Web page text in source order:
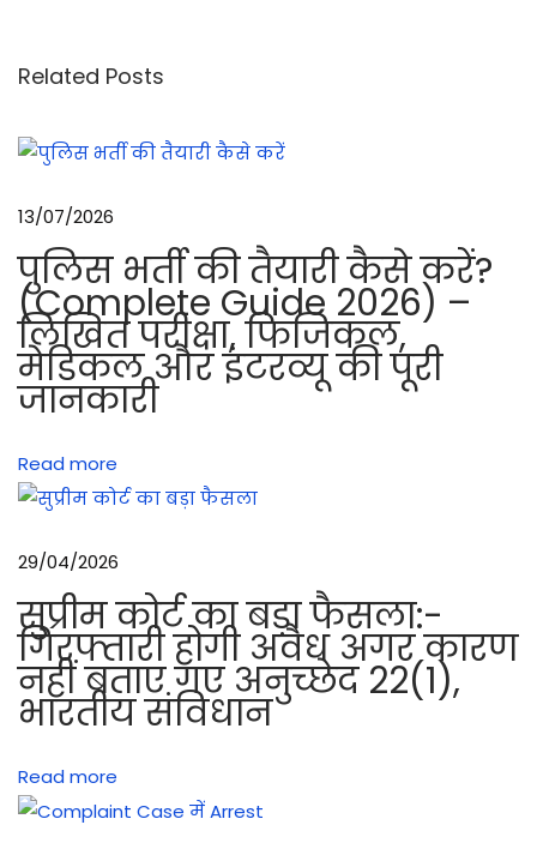
m
M
खो
ल
ना
औ
र
जो
ने
का
री
का
7
.
6
m
m
Related Posts
13/07/2026
पुलिस भर्ती की तैयारी कैसे करें?
(Complete Guide 2026) –
लिखित परीक्षा, फिजिकल,
मेडिकल और इंटरव्यू की पूरी
जानकारी
Read more
29/04/2026
सुप्रीम कोर्ट का बड़ा फैसला:-
गिरफ्तारी होगी अवैध अगर कारण
नहीं बताए गए अनुच्छेद 22(1),
भारतीय संविधान
Read more